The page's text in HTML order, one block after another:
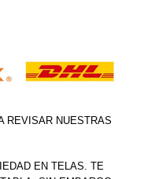
REVISAR NUESTRAS
EN TELAS. TE